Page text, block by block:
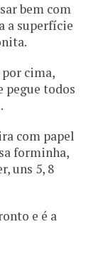
bem com
a superfície
cima,
pegue todos
com papel
forminha,
uns 5, 8
e é a